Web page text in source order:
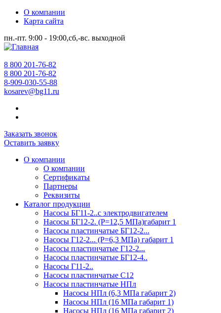
О компании
Карта сайта
пн.-пт. 9:00 - 19:00,сб,-вс. выходной
8 800 201-76-82
8 800 201-76-82
8-909-030-55-88
kosarev@bg11.ru
Заказать звонок
Оставить заявку
О компании
О компании
Сертификаты
Партнеры
Реквизиты
Каталог продукции
Насосы БГ11-2..с электродвигателем
Насосы БГ12-2. (Р=12,5 МПа)габарит 1
Насосы пластинчатые БГ12-2...
Насосы Г12-2... (Р=6,3 МПа) габарит 1
Насосы пластинчатые Г12-2...
Насосы пластинчатые БГ12-4..
Насосы Г11-2..
Насосы пластинчатые С12
Насосы пластинчатые НПл
Насосы НПл (6,3 МПа габарит 2)
Насосы НПл (16 МПа габарит 1)
Насосы НПл (16 МПа габарит 2)